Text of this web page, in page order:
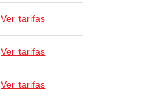
Ver tarifas
Ver tarifas
Ver tarifas